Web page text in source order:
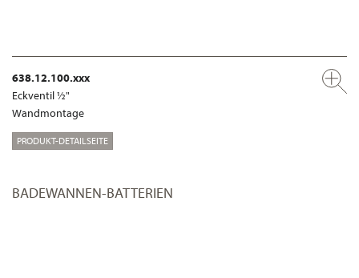
638.12.100.xxx
Eckventil ½"
Wandmontage
PRODUKT-DETAILSEITE
BADEWANNEN-BATTERIEN